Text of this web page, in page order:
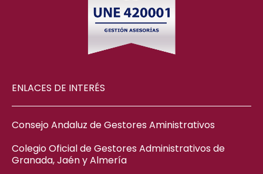
ENLACES DE INTERÉS
Consejo Andaluz de Gestores Aministrativos
Colegio Oficial de Gestores Administrativos de
Granada, Jaén y Almería